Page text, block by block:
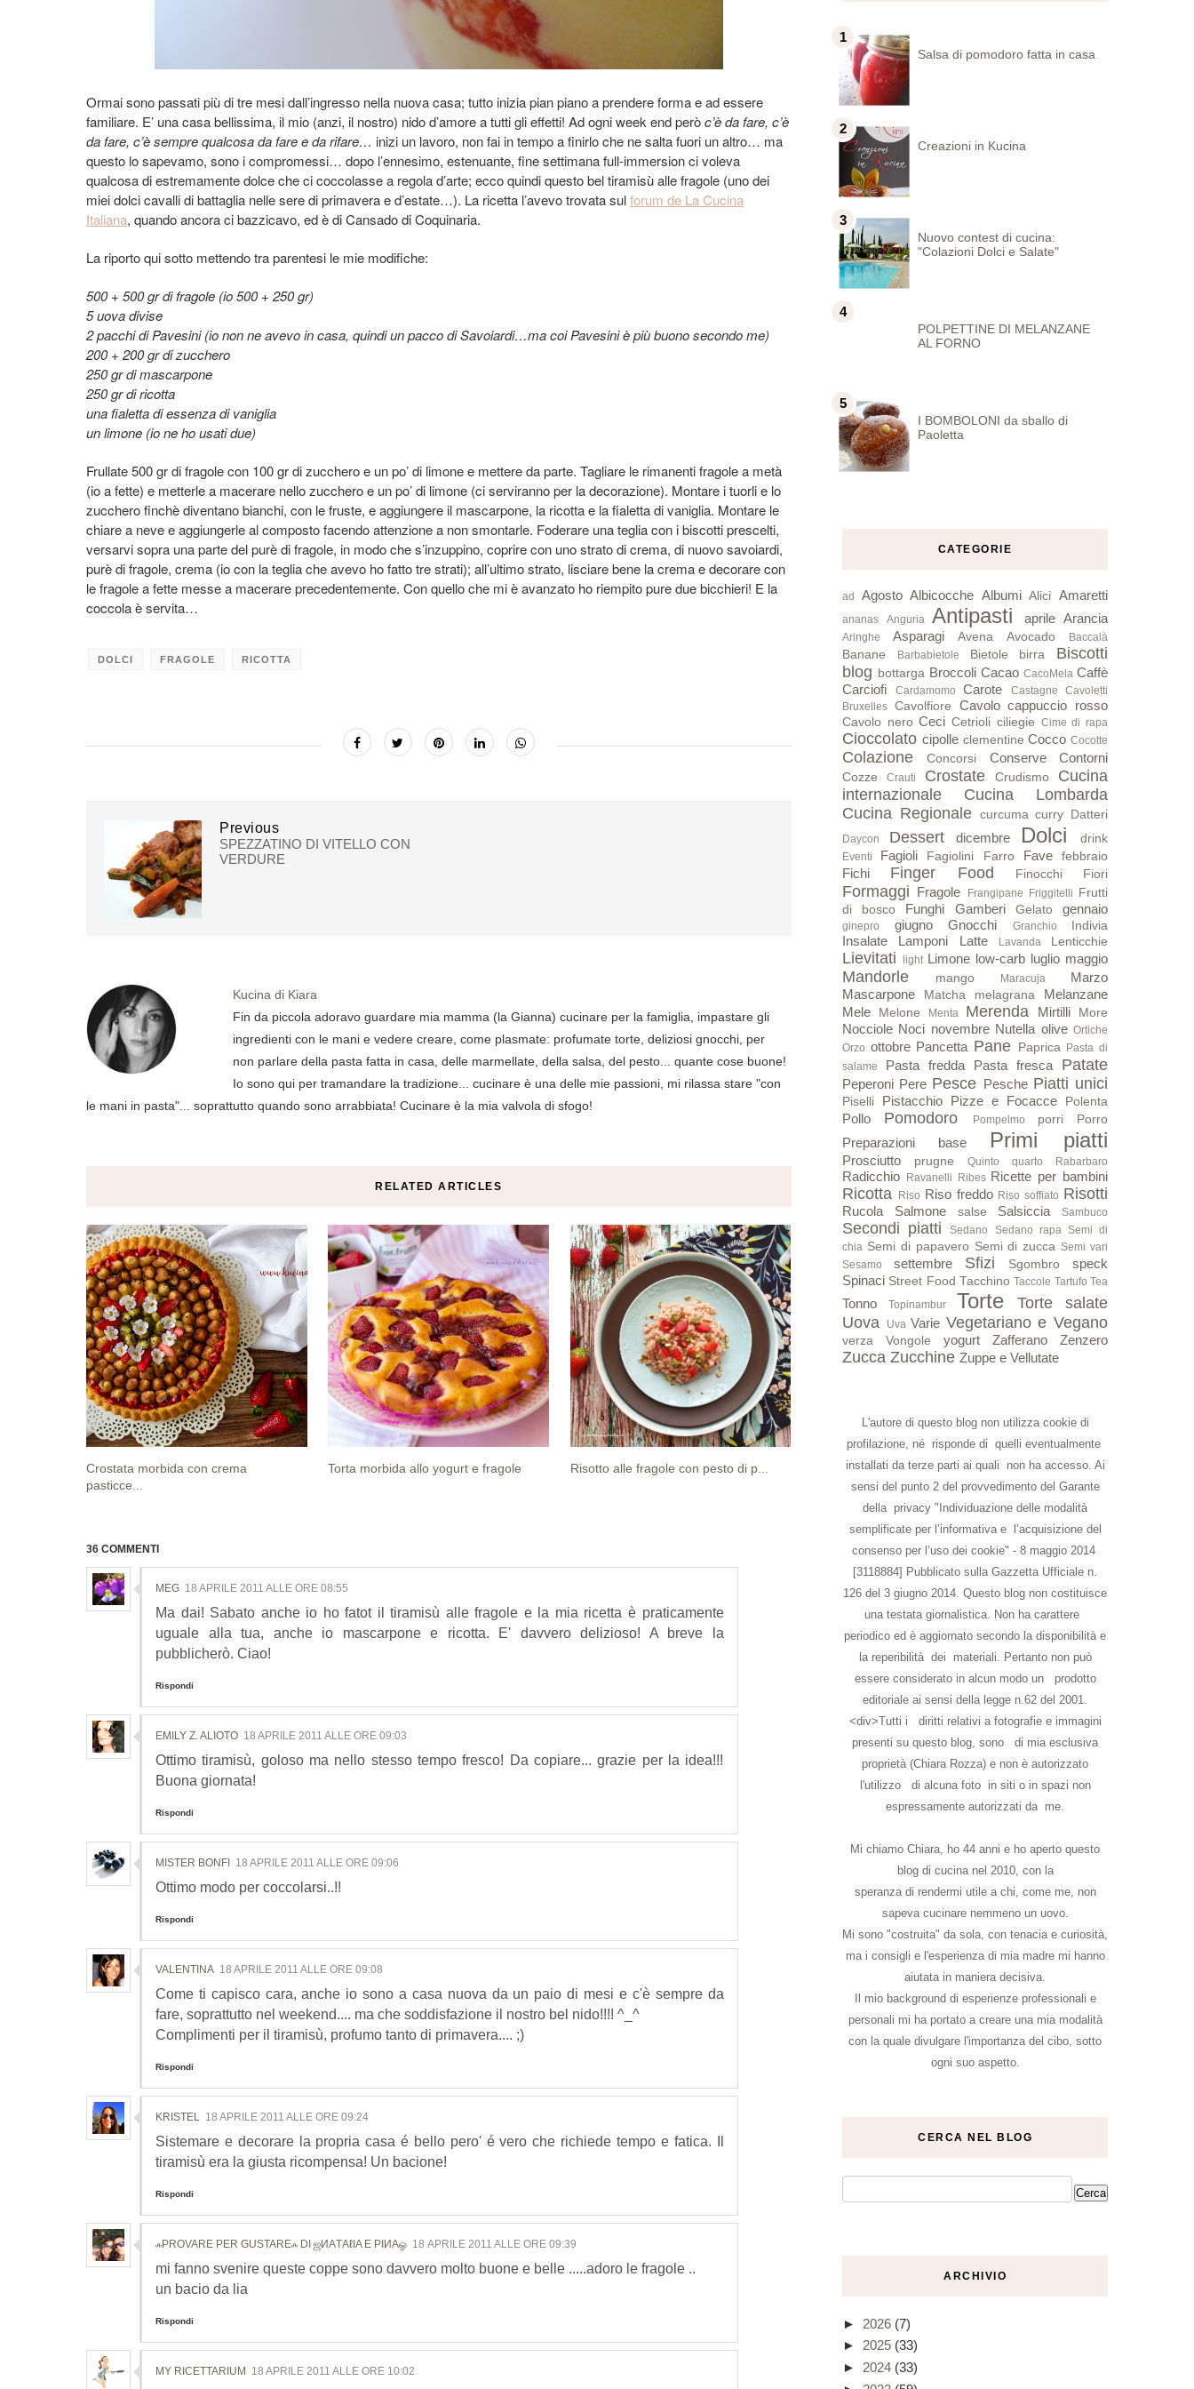
Ormai sono passati più di tre mesi dall’ingresso nella nuova casa; tutto inizia pian piano a prendere forma e ad essere
familiare. E’ una casa bellissima, il mio (anzi, il nostro) nido d’amore a tutti gli effetti! Ad ogni week end peròc’è da fare, c’è
da fare, c’è sempre qualcosa da fare e da rifare… inizi un lavoro, non fai in tempo a finirlo che ne salta fuori un altro… ma
questo lo sapevamo, sono i compromessi… dopo l’ennesimo, estenuante, fine settimana full-immersion ci voleva
qualcosa di estremamente dolce che ci coccolasse a regola d’arte; ecco quindi questo bel tiramisù alle fragole (uno dei
miei dolci cavalli di battaglia nelle sere di primavera e d’estate…). La ricetta l’avevo trovata sulforum de La Cucina
Italiana, quando ancora ci bazzicavo, ed è di Cansado di Coquinaria.
La riporto qui sotto mettendo tra parentesi le mie modifiche:
500 + 500 gr di fragole (io 500 + 250 gr)
5 uova divise
2 pacchi di Pavesini (io non ne avevo in casa, quindi un pacco di Savoiardi…ma coi Pavesini è più buono secondo me)
200 + 200 gr di zucchero
250 gr di mascarpone
250 gr di ricotta
una fialetta di essenza di vaniglia
un limone (io ne ho usati due)
Frullate 500 gr di fragole con 100 gr di zucchero e un po’ di limone e mettere da parte. Tagliare le rimanenti fragole a metà
(io a fette) e metterle a macerare nello zucchero e un po’ di limone (ci serviranno per la decorazione). Montare i tuorli e lo
zucchero finchè diventano bianchi, con le fruste, e aggiungere il mascarpone, la ricotta e la fialetta di vaniglia. Montare le
chiare a neve e aggiungerle al composto facendo attenzione a non smontarle. Foderare una teglia con i biscotti prescelti,
versarvi sopra una parte del purè di fragole, in modo che s’inzuppino, coprire con uno strato di crema, di nuovo savoiardi,
purè di fragole, crema (io con la teglia che avevo ho fatto tre strati); all’ultimo strato, lisciare bene la crema e decorare con
le fragole a fette messe a macerare precedentemente. Con quello che mi è avanzato ho riempito pure due bicchieri! E la
coccola è servita…
DOLCI FRAGOLE RICOTTA
Previous
SPEZZATINO DI VITELLO CON
VERDURE
Kucina di Kiara
Fin da piccola adoravo guardare mia mamma (la Gianna) cucinare per la famiglia, impastare gli
ingredienti con le mani e vedere creare, come plasmate: profumate torte, deliziosi gnocchi, per
non parlare della pasta fatta in casa, delle marmellate, della salsa, del pesto... quante cose buone!
Io sono qui per tramandare la tradizione... cucinare è una delle mie passioni, mi rilassa stare "con
le mani in pasta"... soprattutto quando sono arrabbiata! Cucinare è la mia valvola di sfogo!
RELATED ARTICLES
Crostata morbida con crema
pasticce...
Torta morbida allo yogurt e fragole Risotto alle fragole con pesto di p...
36 COMMENTI
MEG 18 APRILE 2011 ALLE ORE 08:55
Ma dai! Sabato anche io ho fatot il tiramisù alle fragole e la mia ricetta è praticamente
uguale alla tua, anche io mascarpone e ricotta. E' davvero delizioso! A breve la
pubblicherò. Ciao!
Rispondi
EMILY Z. ALIOTO 18 APRILE 2011 ALLE ORE 09:03
Ottimo tiramisù, goloso ma nello stesso tempo fresco! Da copiare... grazie per la idea!!!
Buona giornata!
Rispondi
MISTER BONFI 18 APRILE 2011 ALLE ORE 09:06
Ottimo modo per coccolarsi..!!
Rispondi
VALENTINA 18 APRILE 2011 ALLE ORE 09:08
Come ti capisco cara, anche io sono a casa nuova da un paio di mesi e c'è sempre da
fare, soprattutto nel weekend.... ma che soddisfazione il nostro bel nido!!!! ^_^
Complimenti per il tiramisù, profumo tanto di primavera.... ;)
Rispondi
KRISTEL 18 APRILE 2011 ALLE ORE 09:24
Sistemare e decorare la propria casa é bello pero' é vero che richiede tempo e fatica. Il
tiramisù era la giusta ricompensa! Un bacione!
Rispondi
ஃPROVARE PER GUSTAREஃ DI ஜИΑТΑℓΙΑ E ΡΙИΑஓ 18 APRILE 2011 ALLE ORE 09:39
mi fanno svenire queste coppe sono davvero molto buone e belle .....adoro le fragole ..
un bacio da lia
Rispondi
MY RICETTARIUM 18 APRILE 2011 ALLE ORE 10:02
Salsa di pomodoro fatta in casa
Creazioni in Kucina
Nuovo contest di cucina:
"Colazioni Dolci e Salate"
POLPETTINE DI MELANZANE
AL FORNO
I BOMBOLONI da sballo di
Paoletta
CATEGORIE
ad Agosto Albicocche Albumi Alici Amaretti
ananas Anguria Antipasti aprile Arancia
Aringhe Asparagi Avena Avocado Baccalà
Banane Barbabietole Bietole birra
Biscotti
blog bottarga Broccoli Cacao CacoMela Caffè
Carciofi
Cardamomo Carote Castagne
Cavoletti
Bruxelles Cavolfiore Cavolo cappuccio rosso
Cavolo nero Ceci Cetrioli ciliegie Cime di rapa
Cioccolato cipolle clementine Cocco Cocotte
Colazione Concorsi Conserve Contorni
Cozze Crauti Crostate Crudismo
Cucina
internazionale
Cucina Lombarda
Cucina Regionale
curcuma curry Datteri
Daycon Dessert dicembre Dolci drink
Eventi Fagioli Fagiolini Farro Fave febbraio
Fichi Finger Food Finocchi Fiori
Formaggi Fragole Frangipane Friggitelli Frutti
di bosco
Funghi Gamberi Gelato gennaio
ginepro giugno Gnocchi Granchio Indivia
Insalate Lamponi Latte Lavanda Lenticchie
Lievitati light Limone low-carb luglio maggio
Mandorle mango Maracuja
Marzo
Mascarpone
Matcha melagrana
Melanzane
Mele
Melone Menta Merenda Mirtilli More
Nocciole Noci novembre Nutella olive Ortiche
Orzo ottobre Pancetta Pane Paprica Pasta di
salame
Pasta fredda Pasta fresca Patate
Peperoni Pere Pesce Pesche Piatti unici
Piselli Pistacchio Pizze e Focacce Polenta
Pollo Pomodoro Pompelmo porri Porro
Preparazioni base Primi piatti
Prosciutto prugne Quinto quarto Rabarbaro
Radicchio Ravanelli Ribes Ricette per bambini
Ricotta Riso Riso freddo Riso soffiato Risotti
Rucola Salmone salse Salsiccia Sambuco
Secondi piatti Sedano Sedano rapa Semi di
chia Semi di papavero Semi di zucca Semi vari
Sesamo
settembre Sfizi Sgombro
speck
Spinaci Street Food Tacchino Taccole Tartufo Tea
Tonno Topinambur Torte
Torte salate
Uova
Uva Varie Vegetariano e Vegano
verza Vongole yogurt Zafferano Zenzero
Zucca Zucchine Zuppe e Vellutate
L'autore di questo blog non utilizza cookie di
profilazione, né risponde di quelli eventualmente
installati da terze parti ai quali non ha accesso. Ai
sensi del punto 2 del provvedimento del Garante
della privacy "Individuazione delle modalità
semplificate per l’informativa e l’acquisizione del
consenso per l’uso dei cookie" - 8 maggio 2014
[3118884] Pubblicato sulla Gazzetta Ufficiale n.
126 del 3 giugno 2014. Questo blog non costituisce
una testata giornalistica. Non ha carattere
periodico ed è aggiornato secondo la disponibilità e
la reperibilità dei materiali. Pertanto non può
essere considerato in alcun modo un prodotto
editoriale ai sensi della legge n.62 del 2001.
<div>Tutti i diritti relativi a fotografie e immagini
presenti su questo blog, sono di mia esclusiva
proprietà (Chiara Rozza) e non è autorizzato
l'utilizzo di alcuna foto in siti o in spazi non
espressamente autorizzati da me.
Mi chiamo Chiara, ho 44 anni e ho aperto questo
blog di cucina nel 2010, con la
speranza di rendermi utile a chi, come me, non
sapeva cucinare nemmeno un uovo.
Mi sono "costruita" da sola, con tenacia e curiosità,
ma i consigli e l'esperienza di mia madre mi hanno
aiutata in maniera decisiva.
Il mio background di esperienze professionali e
personali mi ha portato a creare una mia modalità
con la quale divulgare l'importanza del cibo, sotto
ogni suo aspetto.
CERCA NEL BLOG
ARCHIVIO
► 2026 (7)
► 2025 (33)
► 2024 (33)